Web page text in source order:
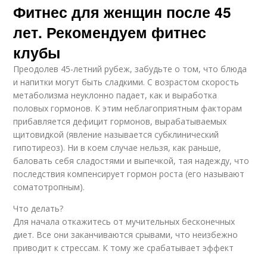
Фитнес для женщин после 45
лет. Рекомендуем фитнес
клубы
Преодолев 45-летний рубеж, забудьте о том, что блюда
и напитки могут быть сладкими. С возрастом скорость
метаболизма неуклонно падает, как и выработка
половых гормонов. К этим неблагоприятным факторам
прибавляется дефицит гормонов, вырабатываемых
щитовидкой (явление называется субклинический
гипотиреоз). Ни в коем случае нельзя, как раньше,
баловать себя сладостями и выпечкой, тая надежду, что
последствия компенсирует гормон роста (его называют
соматотропным).
Что делать?
Для начала откажитесь от мучительных бесконечных
диет. Все они заканчиваются срывами, что неизбежно
приводит к стрессам. К тому же срабатывает эффект